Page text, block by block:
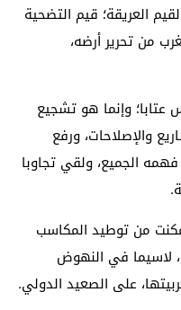
العريقة؛ قيم التضحية
من تحرير أرضه،
وإنما هو تشجيع
والإصلاحات، ورفع
الجميع، ولقي تجاوبا
من توطيد المكاسب
لاسيما في النهوض
على الصعيد الدولي.